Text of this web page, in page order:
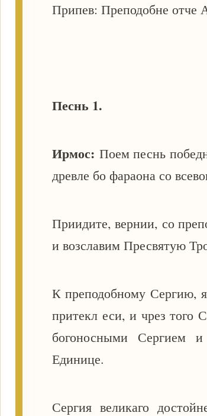
Припев: Преподобне отче
Песнь 1.
Ирмос: Поем песнь
древле бо фараона со
Приидите, вернии, со
и возславим Пресвятую
К преподобному Сергию,
притекл еси, и чрез того
богоносными Сергием
Единице.
Сергия великаго